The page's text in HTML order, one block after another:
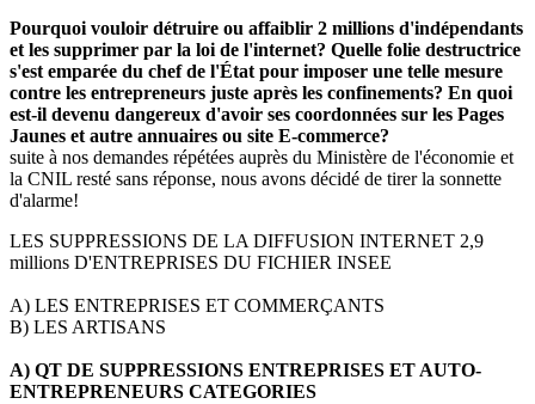
Pourquoi vouloir détruire ou affaiblir 2 millions d'indépendants
et les supprimer par la loi de l'internet? Quelle folie destructrice
s'est emparée du chef de l'État pour imposer une telle mesure
contre les entrepreneurs juste après les confinements? En quoi
est-il devenu dangereux d'avoir ses coordonnées sur les Pages
Jaunes et autre annuaires ou site E-commerce?
suite à nos demandes répétées auprès du Ministère de l'économie et
la CNIL resté sans réponse, nous avons décidé de tirer la sonnette
d'alarme!
LES SUPPRESSIONS DE LA DIFFUSION INTERNET 2,9
millions D'ENTREPRISES DU FICHIER INSEE
A) LES ENTREPRISES ET COMMERÇANTS
B) LES ARTISANS
A) QT DE SUPPRESSIONS ENTREPRISES ET AUTO-
ENTREPRENEURS CATEGORIES